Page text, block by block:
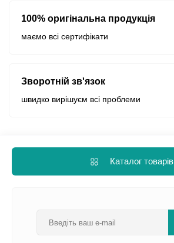
100% оригінальна продукція
маємо всі сертифікати
Зворотній зв'язок
швидко вирішуєм всі проблеми
Каталог товарів